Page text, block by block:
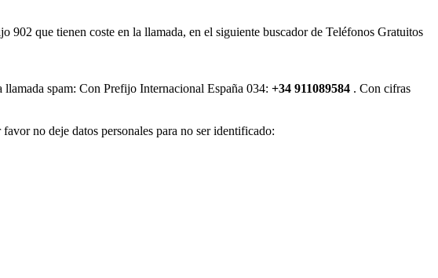
que tienen coste en la llamada, en el siguiente buscador de Teléfonos Gratuitos
llamada spam: Con Prefijo Internacional España 034: +34 911089584 . Con cifras
no deje datos personales para no ser identificado: